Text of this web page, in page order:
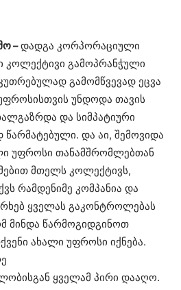
–დადგა კორპორაციული
კოლექტივი გამოპრანჭული
გამომწვევად ეცვა
უნდოდა თავის
და სიმპატიური
წარმატებული. და აი, შემოვიდა
უფროსი თანამშრომლებთან
მთელს კოლექტივს,
რამდენიმე კომპანია და
ყველას გაკონტროლებას
მინდა წარმოგიდგინოთ
ახალი უფროსი იქნება.
ყველამ პირი დააღო.